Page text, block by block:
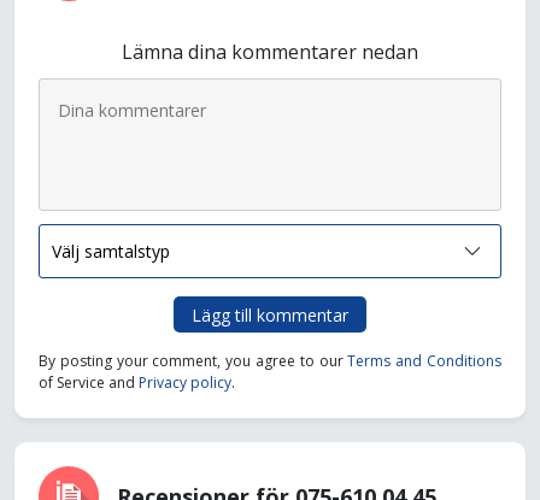
Lämna dina kommentarer nedan
Lägg till kommentar
By posting your comment, you agree to ourTerms and Conditions
of Service and Privacy policy.